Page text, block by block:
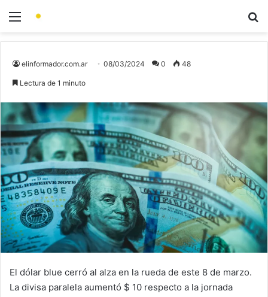
elinformador.com.ar 08/03/2024 0 48
Lectura de 1 minuto
El dólar blue cerró al alza en la rueda de este 8 de marzo.
La divisa paralela aumentó $ 10 respecto a la jornada